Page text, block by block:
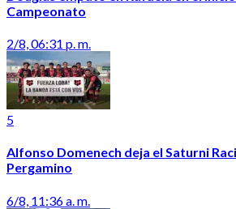
Campeonato
2/8, 06:31 p. m.
5
Alfonso Domenech deja el Saturni
Pergamino
6/8, 11:36 a. m.